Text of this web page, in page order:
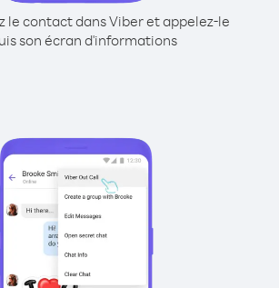
le contact dans Viber et appelez-le
son écran d'informations